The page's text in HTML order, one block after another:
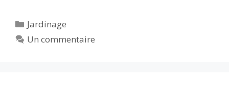
Catégories
Jardinage
Un commentaire